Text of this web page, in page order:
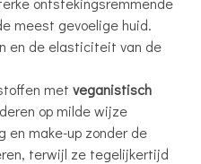
meest gevoelige huid.
en de elasticiteit van de
met veganistisch
op milde wijze
en make-up zonder de
terwijl ze tegelijkertijd